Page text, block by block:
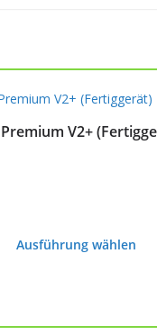
V2+
Ausführung wählen